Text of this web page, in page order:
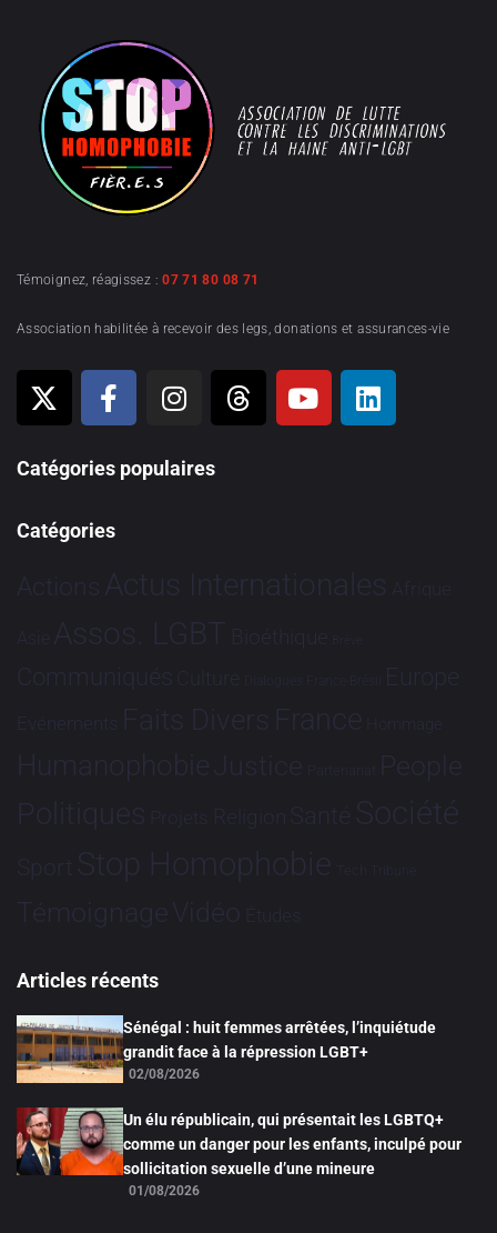
Témoignez, réagissez :07 71 80 08 71
Association habilitée à recevoir des legs, donations et assurances-vie
Catégories populaires
Catégories
Actions Actus Internationales Afrique
Asie Assos. LGBT Bioéthique Brève
Communiqués Culture Dialogues France-Brésil Europe
Evénements Faits Divers France Hommage
HumanophobieJustice Partenariat People
Politiques Projets Religion Santé Société
Sport Stop Homophobie Tech Tribune
TémoignageVidéo Études
Articles récents
Sénégal : huit femmes arrêtées, l’inquiétude
grandit face à la répression LGBT+
02/08/2026
Un élu républicain, qui présentait les LGBTQ+
comme un danger pour les enfants, inculpé pour
sollicitation sexuelle d’une mineure
01/08/2026